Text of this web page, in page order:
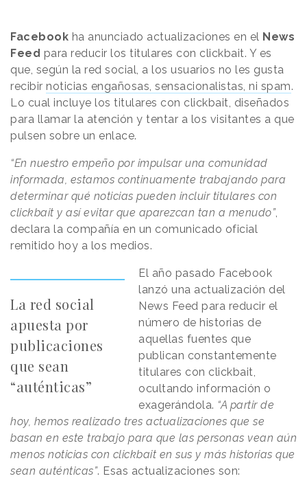
Facebook ha anunciado actualizaciones en el News
Feed para reducir los titulares con clickbait. Y es
que, según la red social, a los usuarios no les gusta
recibir noticias engañosas, sensacionalistas, ni spam.
Lo cual incluye los titulares con clickbait, diseñados
para llamar la atención y tentar a los visitantes a que
pulsen sobre un enlace.
“En nuestro empeño por impulsar una comunidad
informada, estamos continuamente trabajando para
determinar qué noticias pueden incluir titulares con
clickbait y así evitar que aparezcan tan a menudo”,
declara la compañía en un comunicado oficial
remitido hoy a los medios.
La red social
apuesta por
publicaciones
que sean
“auténticas”
El año pasado Facebook
lanzó una actualización del
News Feed para reducir el
número de historias de
aquellas fuentes que
publican constantemente
titulares con clickbait,
ocultando información o
exagerándola. “A partir de
hoy, hemos realizado tres actualizaciones que se
basan en este trabajo para que las personas vean aún
menos noticias con clickbait en sus y más historias que
sean auténticas”. Esas actualizaciones son: